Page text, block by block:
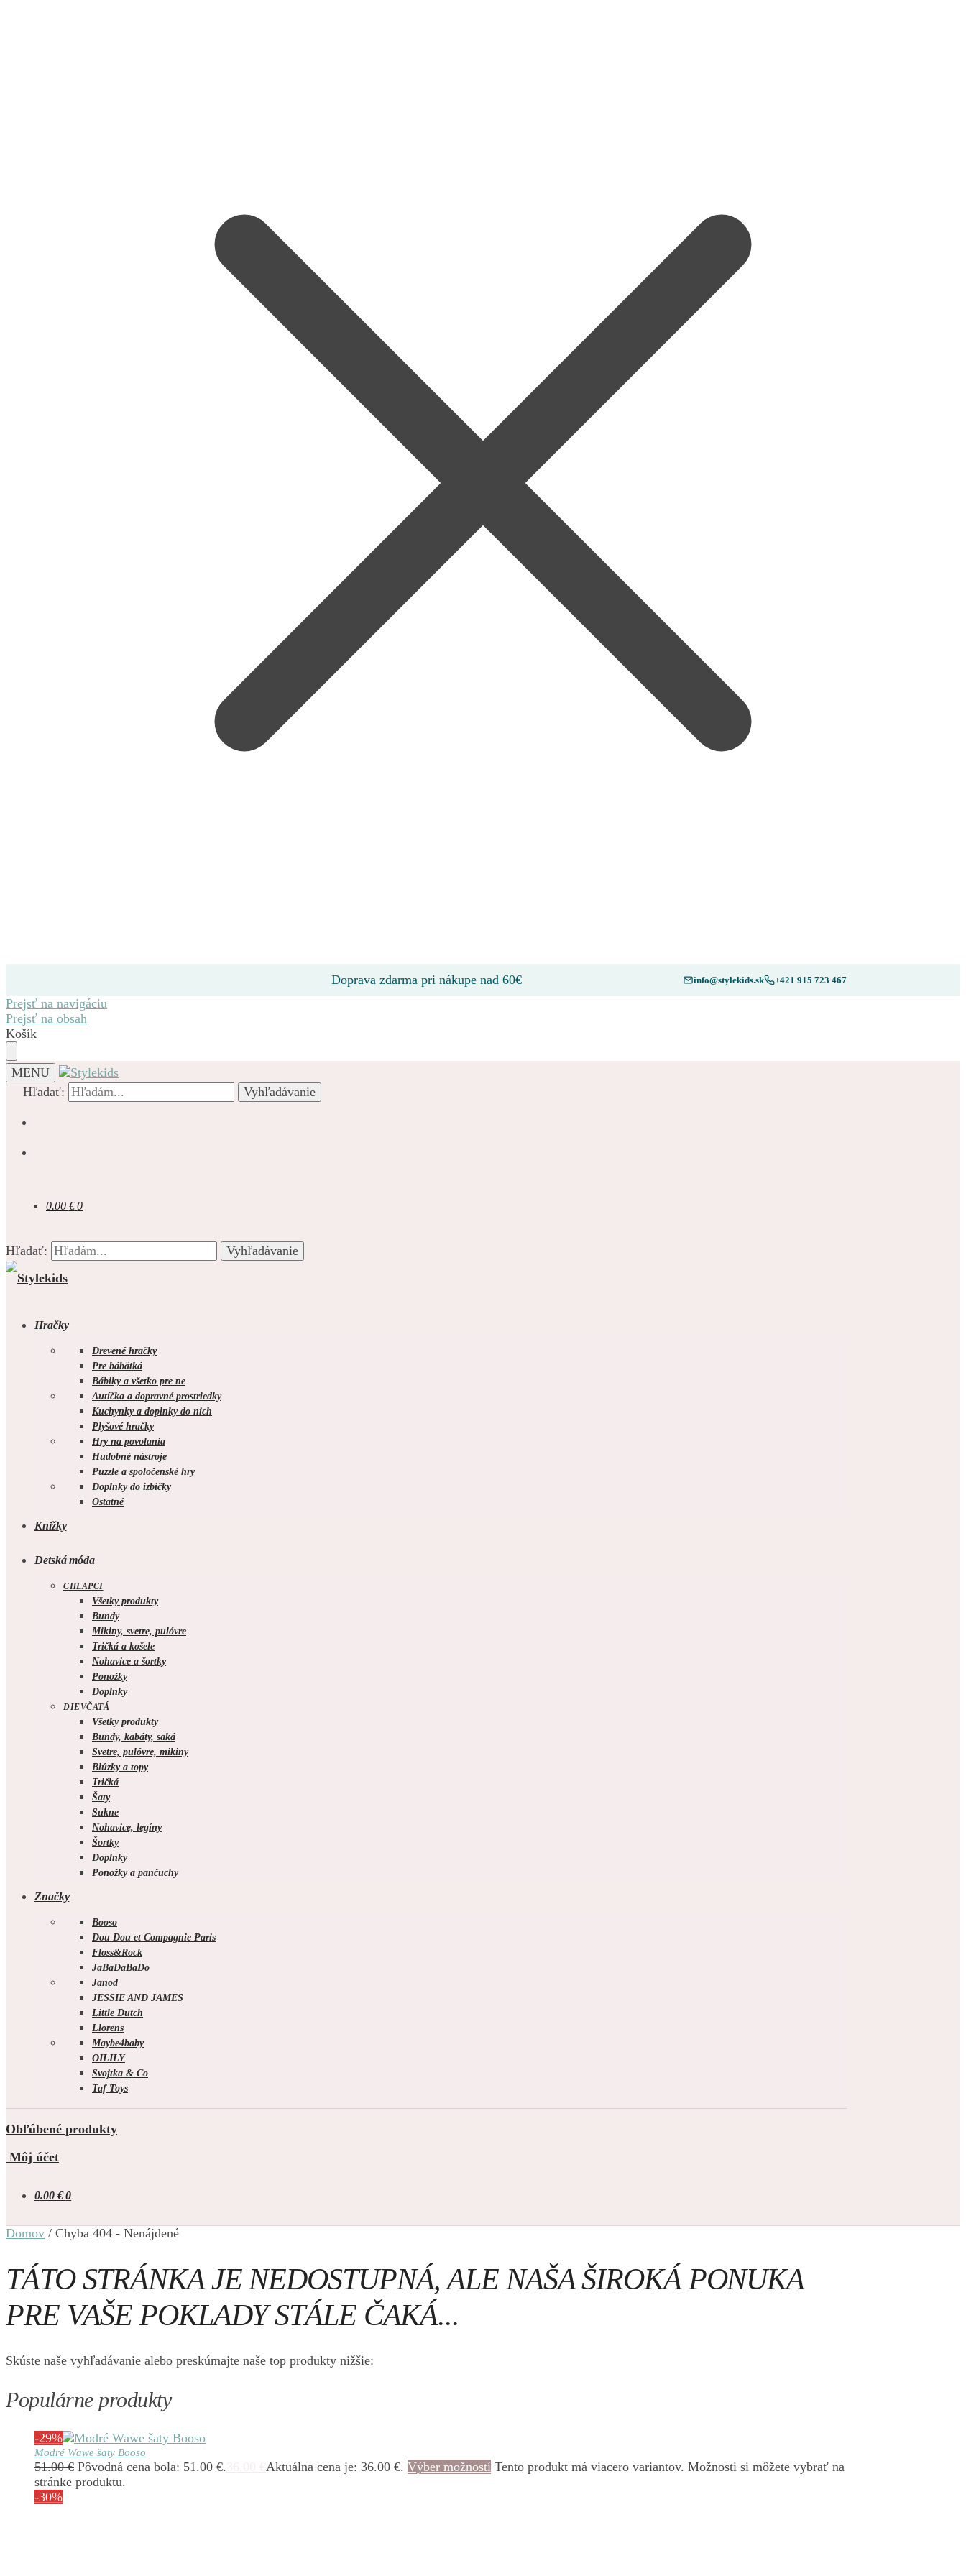
Prejsť na navigáciu
Prejsť na obsah
Košík
MENU
Hľadať:
Vyhľadávanie
0.00 € 0
Hľadať: Vyhľadávanie
Hračky
Drevené hračky
Pre bábätká
Bábiky a všetko pre ne
Autíčka a dopravné prostriedky
Kuchynky a doplnky do nich
Plyšové hračky
Hry na povolania
Hudobné nástroje
Puzzle a spoločenské hry
Doplnky do izbičky
Ostatné
Knižky
Detská móda
CHLAPCI
Všetky produkty
Bundy
Mikiny, svetre, pulóvre
Tričká a košele
Nohavice a šortky
Ponožky
Doplnky
DIEVČATÁ
Všetky produkty
Bundy, kabáty, saká
Svetre, pulóvre, mikiny
Blúzky a topy
Tričká
Šaty
Sukne
Nohavice, legíny
Šortky
Doplnky
Ponožky a pančuchy
Značky
Booso
Dou Dou et Compagnie Paris
Floss&Rock
JaBaDaBaDo
Janod
JESSIE AND JAMES
Little Dutch
Llorens
Maybe4baby
OILILY
Svojtka & Co
Taf Toys
Obľúbené produkty
Môj účet
0.00 € 0
Doprava zdarma pri nákupe nad 60€ info@stylekids.sk +421 915 723 467
Domov / Chyba 404 - Nenájdené
TÁTO STRÁNKA JE NEDOSTUPNÁ, ALE NAŠA ŠIROKÁ PONUKA
PRE VAŠE POKLADY STÁLE ČAKÁ...
Skúste naše vyhľadávanie alebo preskúmajte naše top produkty nižšie:
Populárne produkty
-29%
Modré Wawe šaty Booso
51.00€ Pôvodná cena bola: 51.00 €. Aktuálna cena je: 36.00 €. Výber možností Tento produkt má viacero variantov. Možnosti si môžete vybrať na
stránke produktu.
-30%